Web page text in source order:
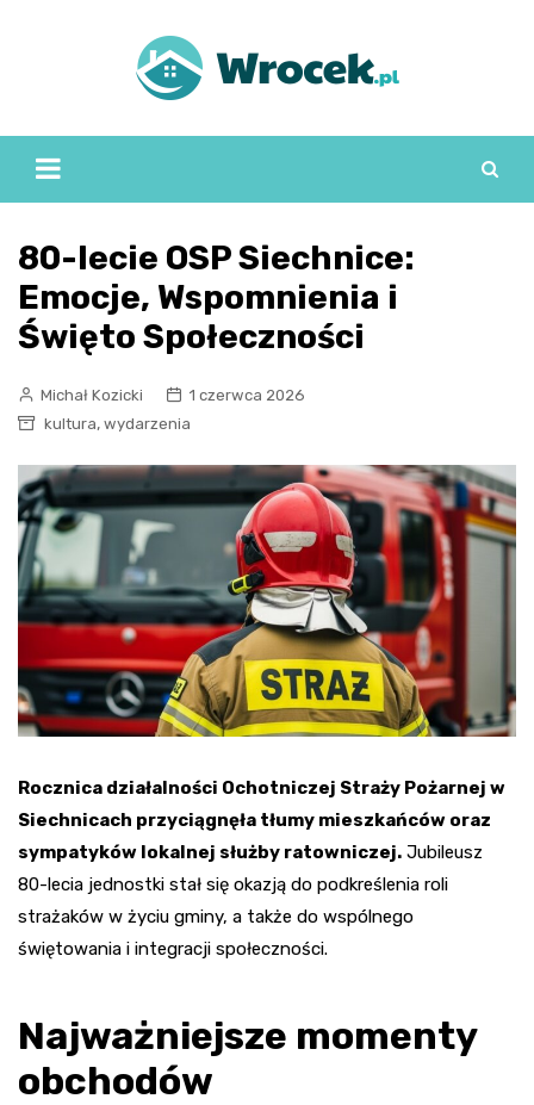
80-lecie OSP Siechnice:
Emocje, Wspomnienia i
Święto Społeczności
Michał Kozicki
1 czerwca 2026
kultura, wydarzenia
Rocznica działalności Ochotniczej Straży Pożarnej w
Siechnicach przyciągnęła tłumy mieszkańców oraz
sympatyków lokalnej służby ratowniczej. Jubileusz
80-lecia jednostki stał się okazją do podkreślenia roli
strażaków w życiu gminy, a także do wspólnego
świętowania i integracji społeczności.
Najważniejsze momenty
obchodów